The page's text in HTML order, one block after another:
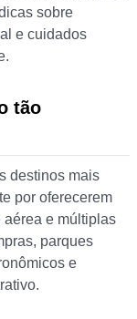
sobre
e cuidados
tão
destinos mais
por oferecerem
aérea e múltiplas
parques
e